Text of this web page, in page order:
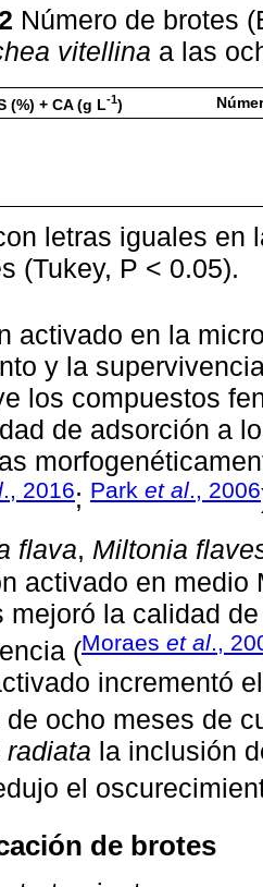
Número de brotes
vitellina a las
(%) + CA (g L-1)
letras iguales en
(Tukey, P < 0.05).
activado en la
y la
los compuestos
de adsorción a
., 2016; Park et al., 2006
flava, Miltonia
activado en
mejoró la calidad
(Moraes et al.,
incrementó
de ocho meses de
la inclusión
el
de brotes